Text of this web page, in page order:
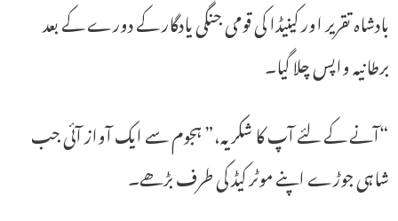
بادشاہ تقریر اور کینیڈا کی قومی جنگی یادگار کے دورے کے بعد
برطانیہ واپس چلا گیا۔
“آنے کے لئے آپ کا شکریہ،” ہجوم سے ایک آواز آئی جب
شاہی جوڑے اپنے موٹر کیڈ کی طرف بڑھے۔